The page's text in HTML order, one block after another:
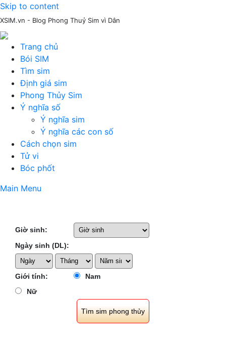
Skip to content
XSIM.vn - Blog Phong Thuỷ Sim vì Dân
Trang chủ
Bói SIM
Tìm sim
Định giá sim
Phong Thủy Sim
Ý nghĩa số
Ý nghĩa sim
Ý nghĩa các con số
Cách chọn sim
Tử vi
Bóc phốt
Main Menu
Giờ sinh:
Ngày sinh (DL):
Giới tính:
Nam
Nữ